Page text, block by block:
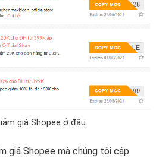
giá Shopee ở đâu
giá Shopee mà chúng tôi cập